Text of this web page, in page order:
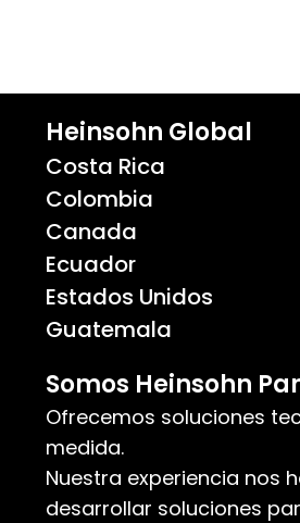
Heinsohn Global
Costa Rica
Colombia
Canada
Ecuador
Estados Unidos
Guatemala
Somos Heinsohn
Ofrecemos soluciones
medida.
Nuestra experiencia nos
desarrollar soluciones